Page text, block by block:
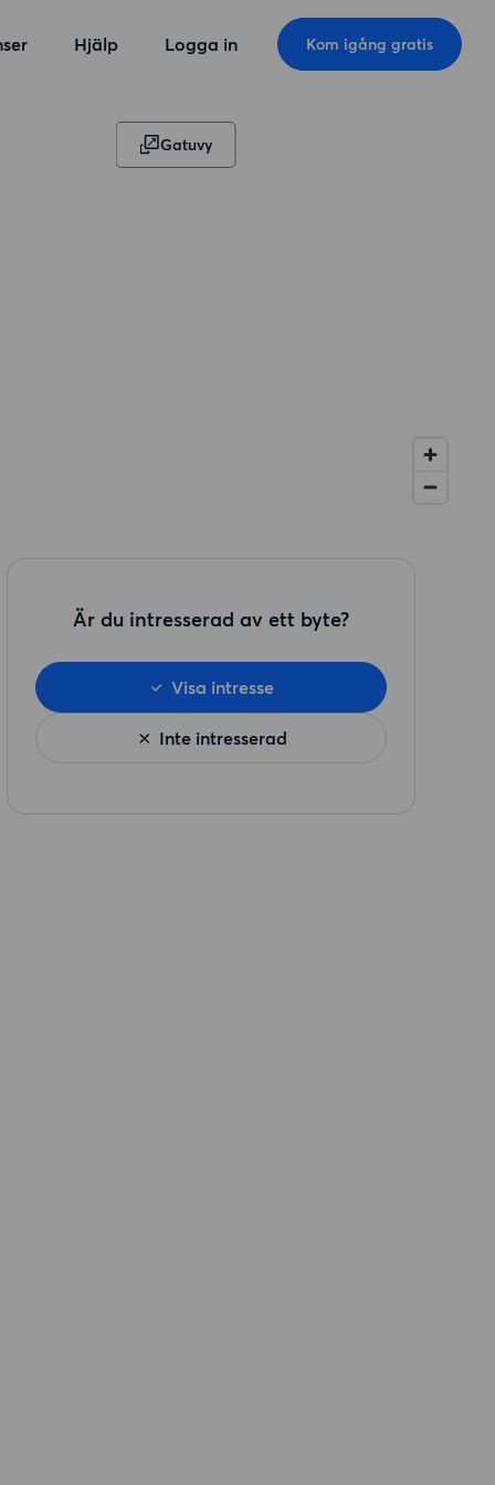
Hjälp Logga in Kom igång gratis
Gatuvy
Är du intresserad av ett byte?
Inte intresserad
Visa intresse